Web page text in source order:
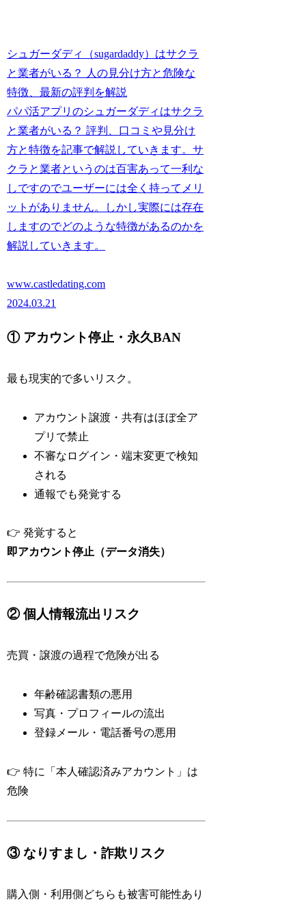
シュガーダディ（sugardaddy）はサクラ
と業者がいる？ 人の見分け方と危険な
特徴、最新の評判を解説
パパ活アプリのシュガーダディはサクラ
と業者がいる？ 評判、口コミや見分け
方と特徴を記事で解説していきます。サ
クラと業者というのは百害あって一利な
しですのでユーザーには全く持ってメリ
ットがありません。しかし実際には存在
しますのでどのような特徴があるのかを
解説していきます。
www.castledating.com
2024.03.21
① アカウント停止・永久BAN
最も現実的で多いリスク。
アカウント譲渡・共有はほぼ全ア
プリで禁止
不審なログイン・端末変更で検知
される
通報でも発覚する
👉 発覚すると
即アカウント停止（データ消失）
② 個人情報流出リスク
売買・譲渡の過程で危険が出る
年齢確認書類の悪用
写真・プロフィールの流出
登録メール・電話番号の悪用
👉 特に「本人確認済みアカウント」は
危険
③ なりすまし・詐欺リスク
購入側・利用側どちらも被害可能性あり